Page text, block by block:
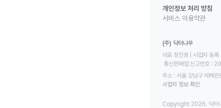
개인정보 처리 방침
서비스 이용약관
(주) 닥터나우
대표 정진웅 | 사업자
통신판매업 신고번호
주소 : 서울 강남구 테헤
사업자 정보 확인
Copyright 2026. 닥터